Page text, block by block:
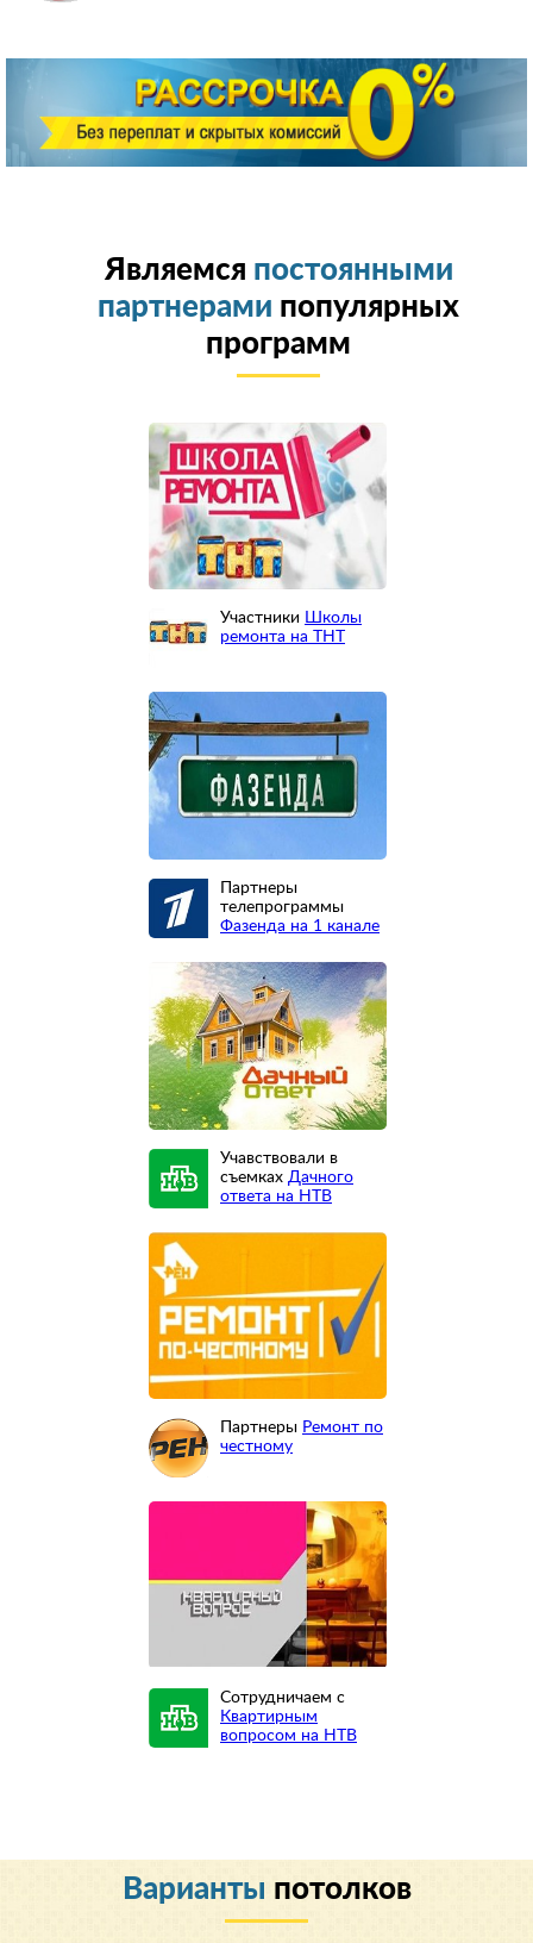
Являемся постоянными
партнерами популярных
программ
Участники Школы
ремонта на ТНТ
Партнеры
телепрограммы
Фазенда на 1 канале
Учавствовали в
съемках Дачного
ответа на НТВ
Партнеры Ремонт по
честному
Сотрудничаем с
Квартирным
вопросом на НТВ
Варианты потолков